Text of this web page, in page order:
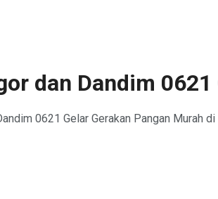
dan Dandim